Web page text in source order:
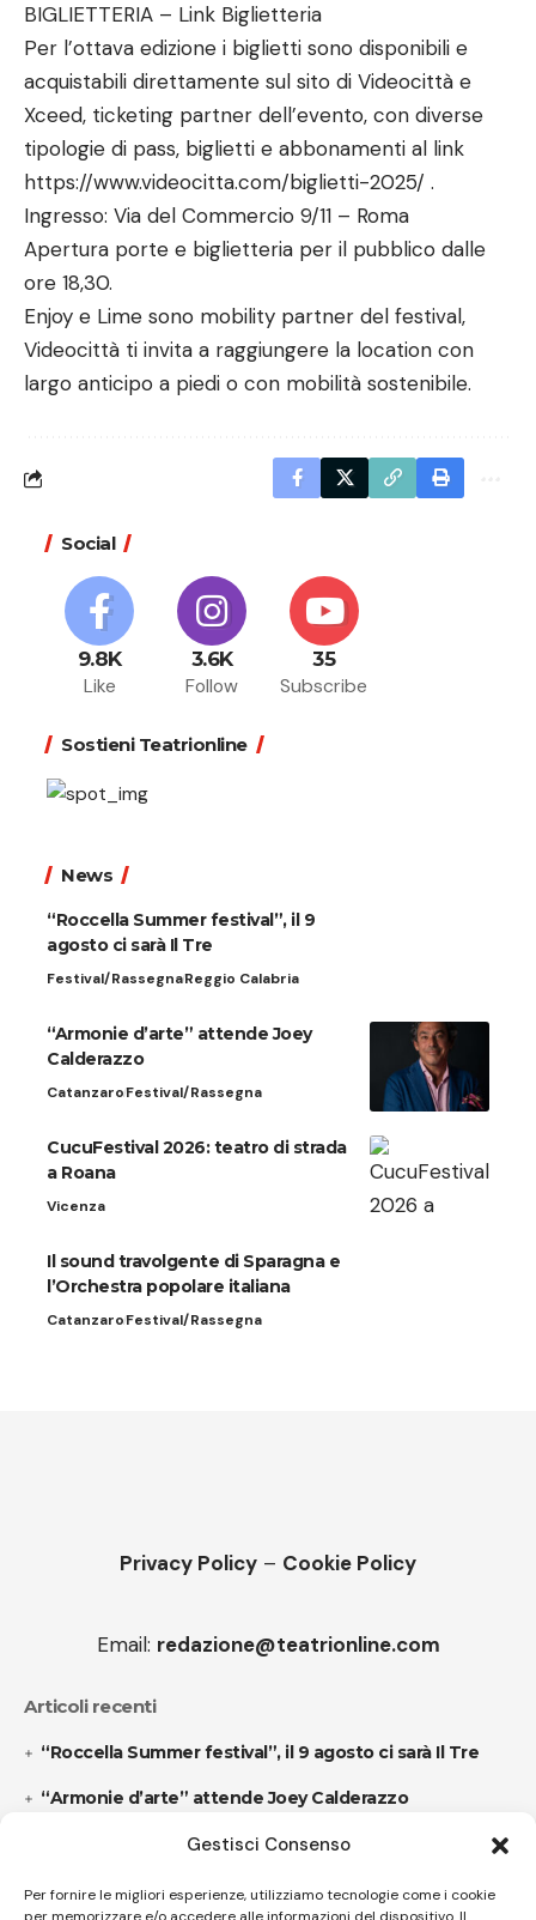
Gestisci Consenso
Per fornire le migliori esperienze, utilizziamo tecnologie come i cookie
BIGLIETTERIA – Link Biglietteria
Per l’ottava edizione i biglietti sono disponibili e
acquistabili direttamente sul sito di Videocittà e
Xceed, ticketing partner dell’evento, con diverse
tipologie di pass, biglietti e abbonamenti al link
https://www.videocitta.com/biglietti-2025/ .
Ingresso: Via del Commercio 9/11 – Roma
Apertura porte e biglietteria per il pubblico dalle
ore 18,30.
Enjoy e Lime sono mobility partner del festival,
Videocittà ti invita a raggiungere la location con
largo anticipo a piedi o con mobilità sostenibile.
Social
9.8K
Like
3.6K
Follow
35
Subscribe
Sostieni Teatrionline
News
“Roccella Summer festival”, il 9
agosto ci sarà Il Tre
Festival/RassegnaReggio Calabria
“Armonie d’arte” attende Joey
Calderazzo
CatanzaroFestival/Rassegna
CucuFestival 2026: teatro di strada
a Roana
Vicenza
Il sound travolgente di Sparagna e
l’Orchestra popolare italiana
CatanzaroFestival/Rassegna
Privacy Policy – Cookie Policy
Email: redazione@teatrionline.com
Articoli recenti
“Roccella Summer festival”, il 9 agosto ci sarà Il Tre
“Armonie d’arte” attende Joey Calderazzo
Follow US